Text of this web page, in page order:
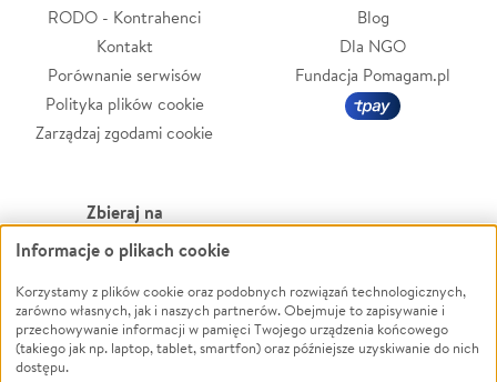
RODO - Kontrahenci
Kontakt
Porównanie serwisów
Polityka plików cookie
Zarządzaj zgodami cookie
Blog
Dla NGO
Fundacja Pomagam.pl
Zbieraj na
Leczenie
Zwierzęta
Pożar
Ukraina
Powódź
Wichura
NGO
Informacje o plikach cookie
Korzystamy z plików cookie oraz podobnych rozwiązań technologicznych,
zarówno własnych, jak i naszych partnerów. Obejmuje to zapisywanie i
przechowywanie informacji w pamięci Twojego urządzenia końcowego
(takiego jak np. laptop, tablet, smartfon) oraz późniejsze uzyskiwanie do nich
dostępu.